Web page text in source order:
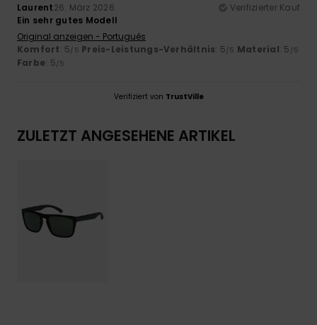
Laurent26. März 2026
Verifizierter Kauf
Ein sehr gutes Modell
Original anzeigen - Português
Komfort: 5/5 Preis-Leistungs-Verhältnis: 5/5 Material: 5 /5
Farbe: 5/5
Verifiziert von TrustVille
ZULETZT ANGESEHENE ARTIKEL